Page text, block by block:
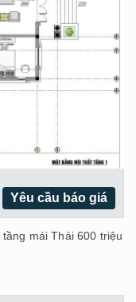
Yêu cầu báo giá
mái Thái 600 triệu